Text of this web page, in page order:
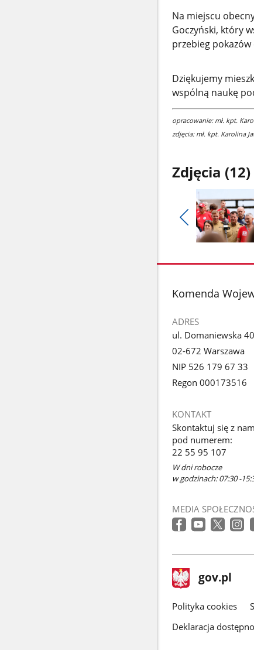
Na miejscu
Goczyński, który
przebieg
Dziękujemy
wspólną naukę
opracowanie: mł. kpt.
zdjęcia: mł. kpt. Karolina
Zdjęcia (12)
Pokaż
poprzednie
zdjęcie
galerii.
stopka
Komenda
ADRES
ul. Domaniewska 40
02-672 Warszawa
NIP 526 179 67 33
Regon 000173516
KONTAKT
Skontaktuj się z
pod numerem:
22 55 95 107
W dni robocze
w godzinach: 07:30 -
MEDIA
stopka
gov.pl Strona
gov.pl
gov.pl
Polityka cookies
Deklaracja